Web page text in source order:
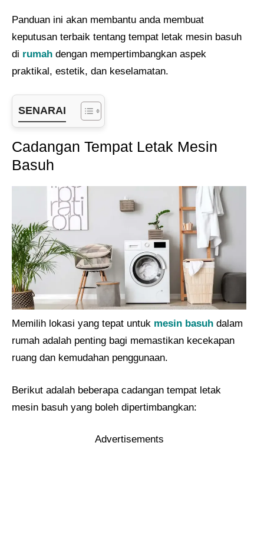
Panduan ini akan membantu anda membuat
keputusan terbaik tentang tempat letak mesin basuh
di rumah dengan mempertimbangkan aspek
praktikal, estetik, dan keselamatan.
SENARAI
Cadangan Tempat Letak Mesin
Basuh
Memilih lokasi yang tepat untuk mesin basuh dalam
rumah adalah penting bagi memastikan kecekapan
ruang dan kemudahan penggunaan.
Berikut adalah beberapa cadangan tempat letak
mesin basuh yang boleh dipertimbangkan:
Advertisements